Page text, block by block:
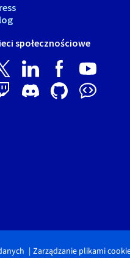
społecznościowe
Zarządzanie plikami